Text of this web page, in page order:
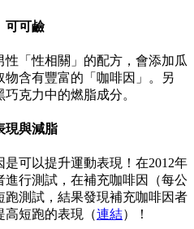
可可鹼
「性相關」的配方，會添加瓜
含有豐富的「咖啡因」。另
克力中的燃脂成分。
現與減脂
可以提升運動表現！在2012年
進行測試，在補充咖啡因（每公
跑測試，結果發現補充咖啡因者
高短跑的表現（連結）！